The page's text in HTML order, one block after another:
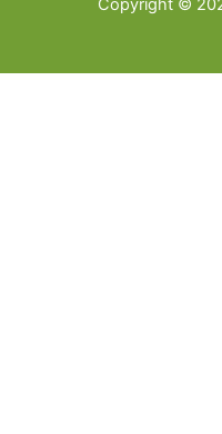
Copyright ©